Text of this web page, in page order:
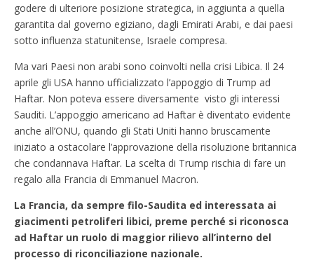
godere di ulteriore posizione strategica, in aggiunta a quella
garantita dal governo egiziano, dagli Emirati Arabi, e dai paesi
sotto influenza statunitense, Israele compresa.
Ma vari Paesi non arabi sono coinvolti nella crisi Libica. Il 24
aprile gli USA hanno ufficializzato l’appoggio di Trump ad
Haftar. Non poteva essere diversamente visto gli interessi
Sauditi. L’appoggio americano ad Haftar è diventato evidente
anche all’ONU, quando gli Stati Uniti hanno bruscamente
iniziato a ostacolare l’approvazione della risoluzione britannica
che condannava Haftar. La scelta di Trump rischia di fare un
regalo alla Francia di Emmanuel Macron.
La Francia, da sempre filo-Saudita ed interessata ai
giacimenti petroliferi libici, preme perché si riconosca
ad Haftar un ruolo di maggior rilievo all’interno del
processo di riconciliazione nazionale.